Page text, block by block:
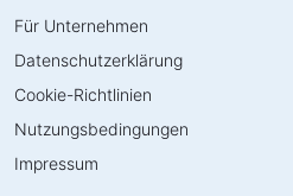
Für Unternehmen
Datenschutzerklärung
Cookie-Richtlinien
Nutzungsbedingungen
Impressum